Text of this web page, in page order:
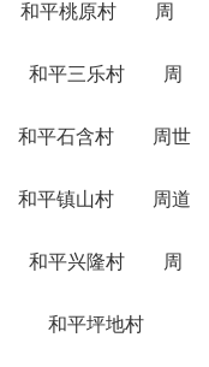
平桃原村 周
平三乐村 周
平石含村 周世
镇山村 周道
平兴隆村 周
和平坪地村